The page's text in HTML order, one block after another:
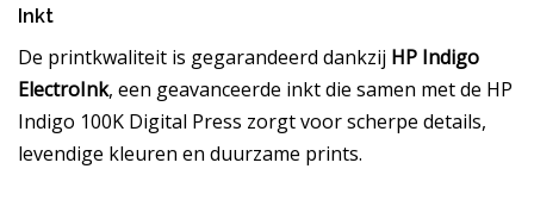
Inkt
De printkwaliteit is gegarandeerd dankzij HP Indigo
ElectroInk, een geavanceerde inkt die samen met de HP
Indigo 100K Digital Press zorgt voor scherpe details,
levendige kleuren en duurzame prints.